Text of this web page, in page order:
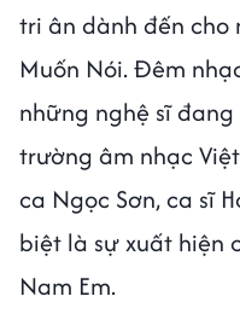
tri ân dành đến cho
Muốn Nói. Đêm
những nghệ sĩ
trường âm nhạc
ca Ngọc Sơn, ca sĩ
biệt là sự xuất hiện
Nam Em.